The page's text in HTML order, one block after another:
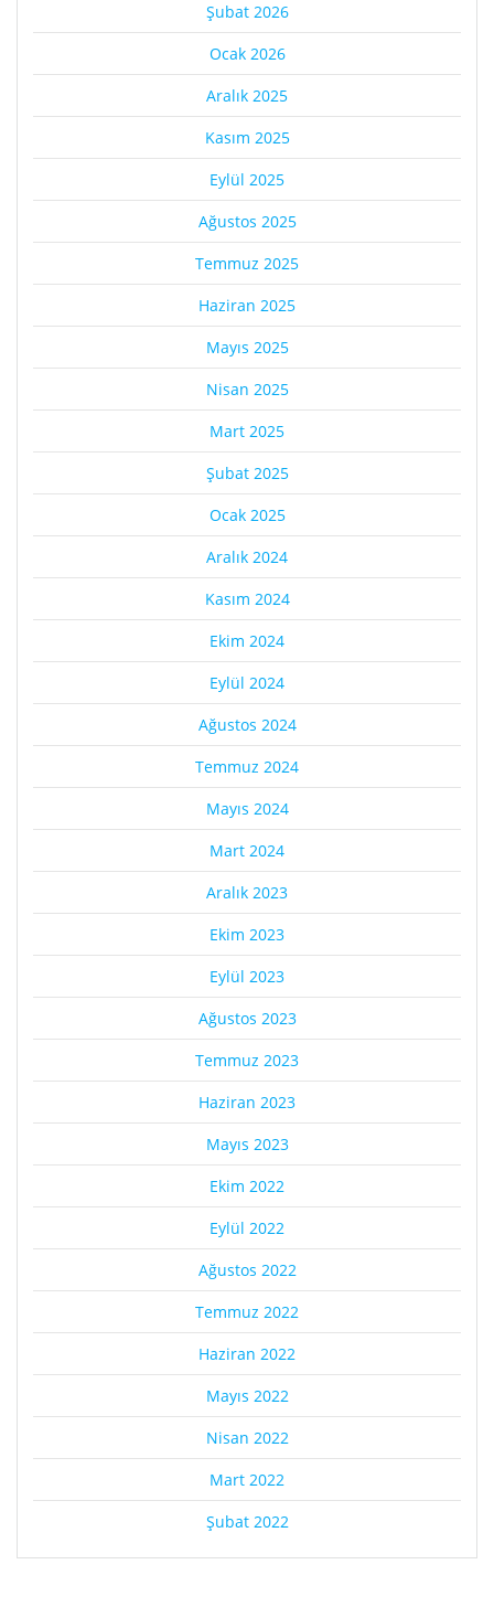
Şubat 2026
Ocak 2026
Aralık 2025
Kasım 2025
Eylül 2025
Ağustos 2025
Temmuz 2025
Haziran 2025
Mayıs 2025
Nisan 2025
Mart 2025
Şubat 2025
Ocak 2025
Aralık 2024
Kasım 2024
Ekim 2024
Eylül 2024
Ağustos 2024
Temmuz 2024
Mayıs 2024
Mart 2024
Aralık 2023
Ekim 2023
Eylül 2023
Ağustos 2023
Temmuz 2023
Haziran 2023
Mayıs 2023
Ekim 2022
Eylül 2022
Ağustos 2022
Temmuz 2022
Haziran 2022
Mayıs 2022
Nisan 2022
Mart 2022
Şubat 2022